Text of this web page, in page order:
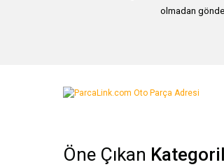
olmadan
Bu ürünün fiyat bilgisi, resim, ürün
Ürün açıklamasında eksik bilgiler
Öne Çıkan